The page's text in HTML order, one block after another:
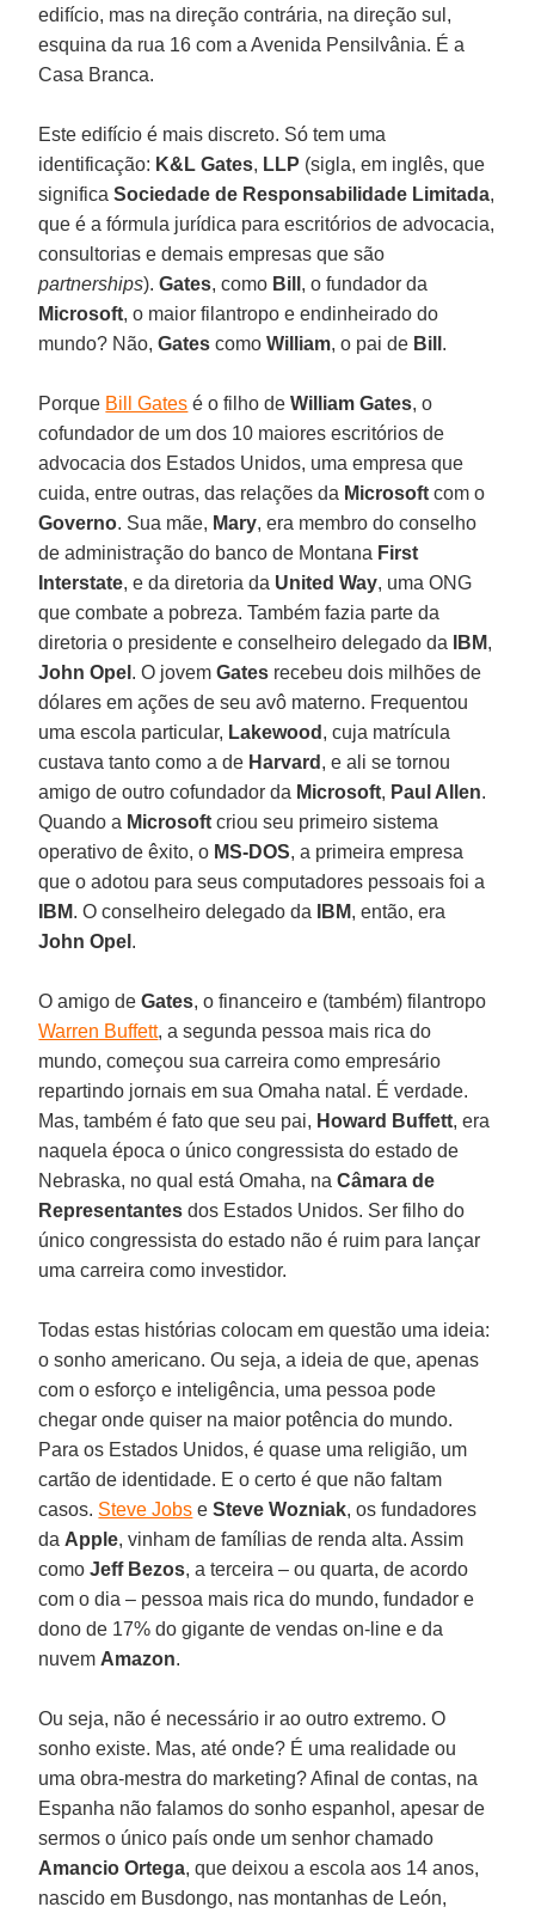
edifício, mas na direção contrária, na direção sul,
esquina da rua 16 com a Avenida Pensilvânia. É a
Casa Branca.
Este edifício é mais discreto. Só tem uma
identificação: K&L Gates, LLP (sigla, em inglês, que
significaSociedade de Responsabilidade Limitada,
que é a fórmula jurídica para escritórios de advocacia,
consultorias e demais empresas que são
partnerships).Gates, como Bill , o fundador da
Microsoft, o maior filantropo e endinheirado do
mundo? Não,Gates comoWilliam, o pai de Bill .
Porque Bill Gates é o filho deWilliam Gates, o
cofundador de um dos 10 maiores escritórios de
advocacia dos Estados Unidos, uma empresa que
cuida, entre outras, das relações da Microsoft com o
Governo. Sua mãe, Mary, era membro do conselho
de administração do banco de Montana First
Interstate, e da diretoria da United Way, uma ONG
que combate a pobreza. Também fazia parte da
diretoria o presidente e conselheiro delegado da
IBM,
John Opel . O jovemGates recebeu dois milhões de
dólares em ações de seu avô materno. Frequentou
uma escola particular, Lakewood , cuja matrícula
custava tanto como a de Harvard , e ali se tornou
amigo de outro cofundador da Microsoft, Paul Allen.
Quando a Microsoft criou seu primeiro sistema
operativo de êxito, o MS-DOS, a primeira empresa
que o adotou para seus computadores pessoais foi a
IBM. O conselheiro delegado da IBM, então, era
John Opel .
O amigo deGates, o financeiro e (também) filantropo
Warren Buffett, a segunda pessoa mais rica do
mundo, começou sua carreira como empresário
repartindo jornais em sua Omaha natal. É verdade.
Mas, também é fato que seu pai, Howard Buffett, era
naquela época o único congressista do estado de
Nebraska, no qual está Omaha, naCâmara de
Representantes dos Estados Unidos. Ser filho do
único congressista do estado não é ruim para lançar
uma carreira como investidor.
Todas estas histórias colocam em questão uma ideia:
o sonho americano. Ou seja, a ideia de que, apenas
com o esforço e inteligência, uma pessoa pode
chegar onde quiser na maior potência do mundo.
Para os Estados Unidos, é quase uma religião, um
cartão de identidade. E o certo é que não faltam
casos. Steve Jobs eSteve Wozniak, os fundadores
da Apple, vinham de famílias de renda alta. Assim
comoJeff Bezos, a terceira – ou quarta, de acordo
com o dia – pessoa mais rica do mundo, fundador e
dono de 17% do gigante de vendas on-line e da
nuvem Amazon.
Ou seja, não é necessário ir ao outro extremo. O
sonho existe. Mas, até onde? É uma realidade ou
uma obra-mestra do marketing? Afinal de contas, na
Espanha não falamos do sonho espanhol, apesar de
sermos o único país onde um senhor chamado
Amancio Ortega, que deixou a escola aos 14 anos,
nascido em Busdongo, nas montanhas de León,